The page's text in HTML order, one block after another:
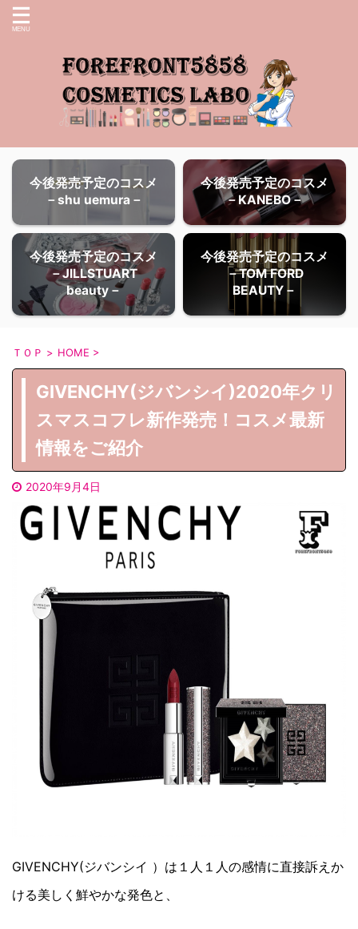
今後発売予定のコスメ
－shu uemura－
今後発売予定のコスメ
－KANEBO－
今後発売予定のコスメ
－JILLSTUART
beauty－
今後発売予定のコスメ
－TOM FORD
BEAUTY－
ＴＯＰ > HOME >
GIVENCHY(ジバンシイ)2020年クリ
スマスコフレ新作発売！コスメ最新
情報をご紹介
2020年9月4日
GIVENCHY(ジバンシイ ）は１人１人の感情に直接訴えか
ける美しく鮮やかな発色と、